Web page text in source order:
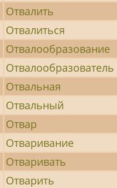
Отвалить
Отвалиться
Отвалообразование
Отвалообразователь
Отвальная
Отвальный
Отвар
Отваривание
Отваривать
Отварить